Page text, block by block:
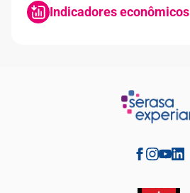
Indicadores econômicos